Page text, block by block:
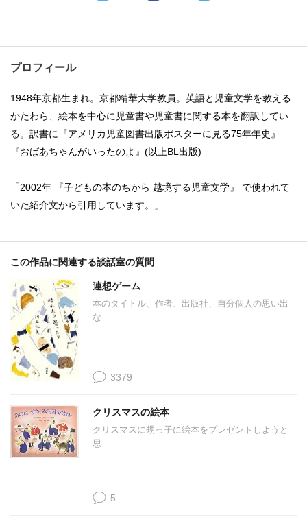
プロフィール
1948年京都生まれ。京都精華大学教員。英語と児童文学を教える
かたわら、絵本を中心に児童書や児童書に関する本を翻訳してい
る。訳書に『アメリカ児童図書出版ポスターに見る75年年史』
『おばあちゃんがいったのよ』(以上BL出版)
「2002年 『子どもの本のちから 越境する児童文学』 で使われて
いた紹介文から引用しています。」
この作品に関連する談話室の質問
連想ゲーム
本のタイトル、作者、出版社、自分個人の思い出
な...
3379
クリスマスの絵本
クリスマスに甥っ子に絵本をプレゼントしようと
思...
5